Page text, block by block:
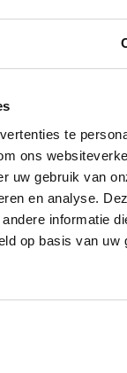
te
ons
uw gebruik van
en analyse.
informatie
op basis van uw
worden. We
in te
alvorens het
gratis, maar